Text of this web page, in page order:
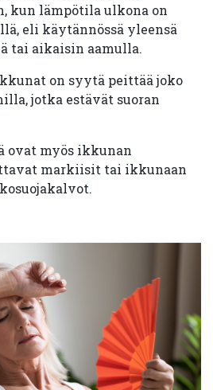
kun lämpötila ulkona on
eli käytännössä yleensä
tai aikaisin aamulla.
on syytä peittää joko
jotka estävät suoran
ovat myös ikkunan
markiisit tai ikkunaan